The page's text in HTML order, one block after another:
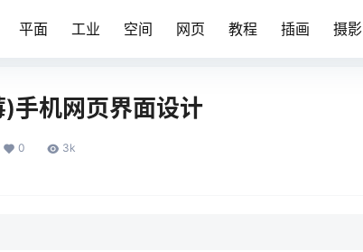
平面 工业 空间 网页 教程 插画 摄影
手机网页界面设计
0 3k